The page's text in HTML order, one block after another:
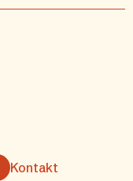
Kontakt